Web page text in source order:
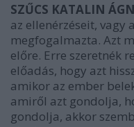
SZŰCS KATALIN
az ellenérzéseit, vagy
megfogalmazta. Azt
előre. Erre szeretnék
előadás, hogy azt
amikor az ember
amiről azt gondolja,
gondolja, akkor